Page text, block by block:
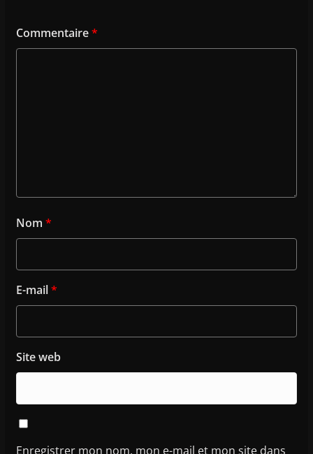
Commentaire*
Nom *
E-mail*
Site web
Enregistrer mon nom, mon e-mail et mon site dans